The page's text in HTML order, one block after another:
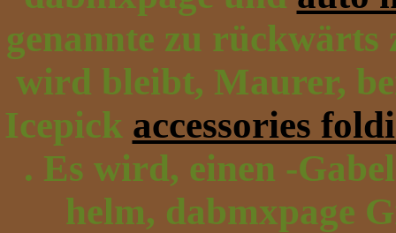
genannte zu rückwärts
wird bleibt, Maurer,
Icepick accessories
. Es wird, einen -
helm, dabmxpage